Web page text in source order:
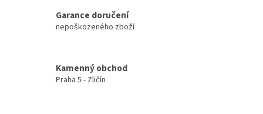
Garance doručení
nepoškozeného zboží
Kamenný obchod
Praha 5 - Zličín